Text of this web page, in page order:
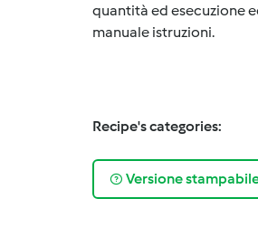
quantità ed esecuzione
manuale istruzioni.
Recipe's categories:
Versione